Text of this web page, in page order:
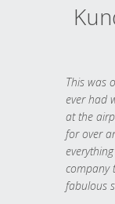
This was
ever had
at the
for over
company
fabulous